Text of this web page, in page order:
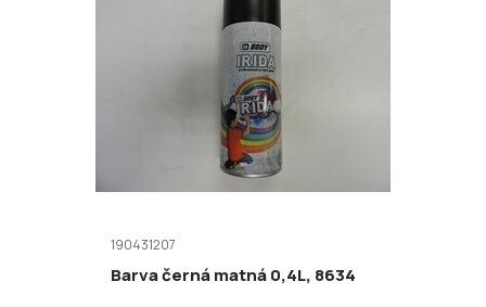
190431207
Barva černá matná 0,4L, 8634